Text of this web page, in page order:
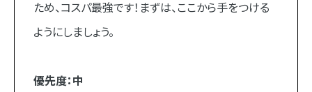
ため、コスパ最強です！まずは、ここから手をつける
ようにしましょう。
優先度：中